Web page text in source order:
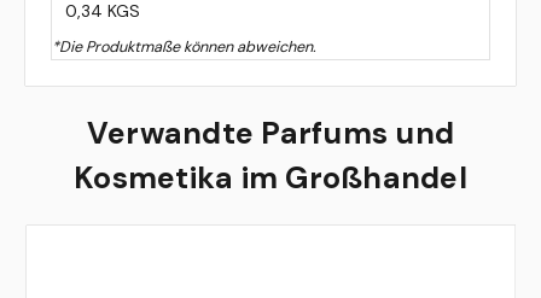
0,34 KGS
*Die Produktmaße können abweichen.
Verwandte Parfums und
Kosmetika im Großhandel